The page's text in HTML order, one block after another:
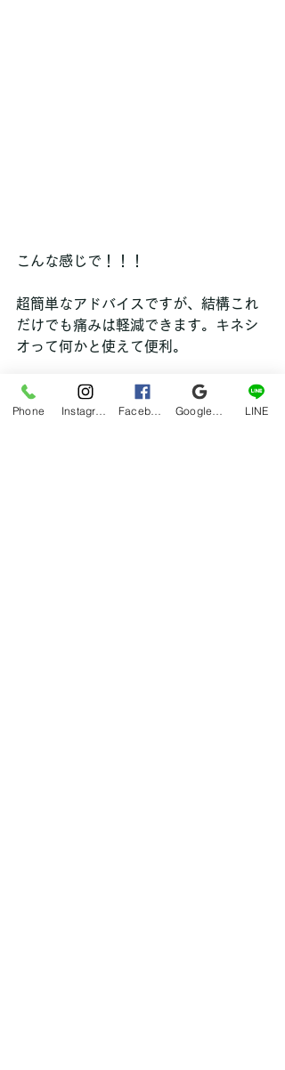
こんな感じで！！！
超簡単なアドバイスですが、結構これ
だけでも痛みは軽減できます。キネシ
オって何かと使えて便利。
ちょっとした悩みでもLINEでご相談受
付中です。
Phone LINE